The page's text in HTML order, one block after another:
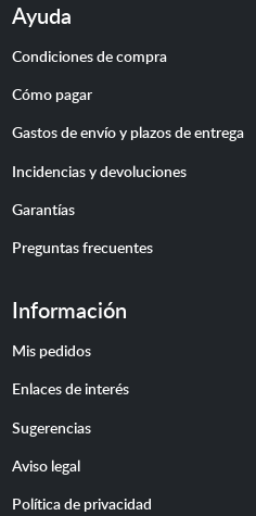
Ayuda
Condiciones de compra
Cómo pagar
Gastos de envío y plazos de entrega
Incidencias y devoluciones
Garantías
Preguntas frecuentes
Información
Mis pedidos
Enlaces de interés
Sugerencias
Aviso legal
Política de privacidad